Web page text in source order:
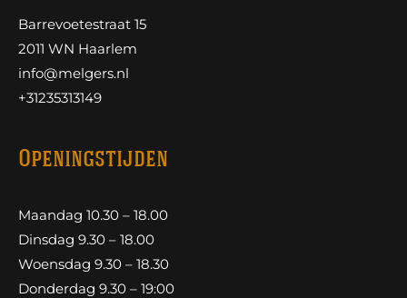
Barrevoetestraat 15
2011 WN Haarlem
info@melgers.nl
+31235313149
Openingstijden
Maandag 10.30 – 18.00
Dinsdag 9.30 – 18.00
Woensdag 9.30 – 18.30
Donderdag 9.30 – 19:00